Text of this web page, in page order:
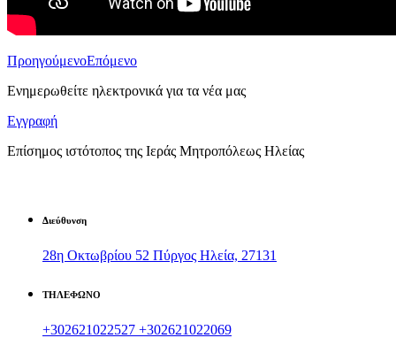
ΠροηγούμενοΕπόμενο
Ενημερωθείτε ηλεκτρονικά για τα νέα μας
Εγγραφή
Επίσημος ιστότοπος της Ιεράς Μητροπόλεως Ηλείας
Διεύθυνση
28η Οκτωβρίου 52 Πύργος Ηλεία, 27131
ΤΗΛΕΦΩΝΟ
+302621022527 +302621022069